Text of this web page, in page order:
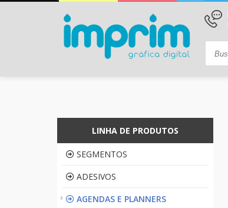
LINHA DE PRODUTOS
SEGMENTOS
ADESIVOS
AGENDAS E PLANNERS